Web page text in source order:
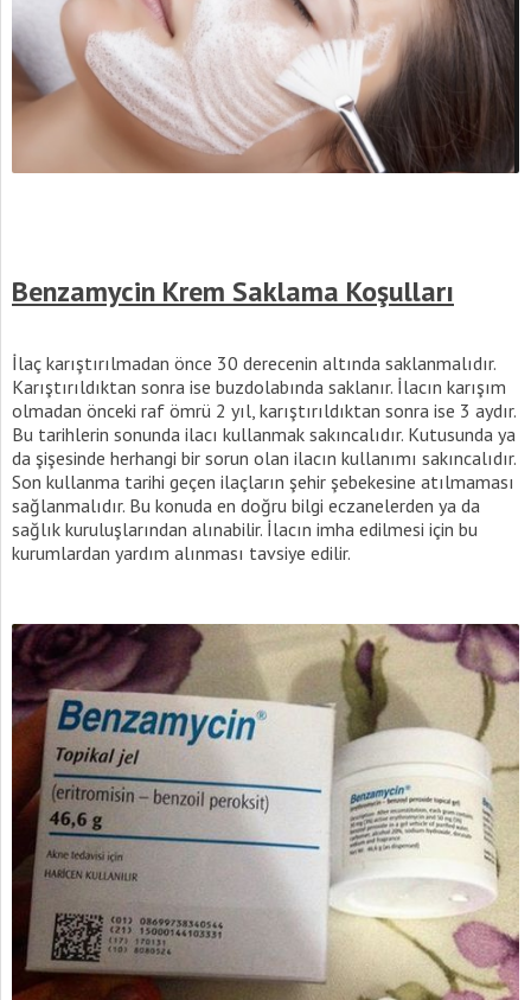
Benzamycin Krem Saklama Koşulları
İlaç karıştırılmadan önce 30 derecenin altında saklanmalıdır.
Karıştırıldıktan sonra ise buzdolabında saklanır. İlacın karışım
olmadan önceki raf ömrü 2 yıl, karıştırıldıktan sonra ise 3 aydır.
Bu tarihlerin sonunda ilacı kullanmak sakıncalıdır. Kutusunda ya
da şişesinde herhangi bir sorun olan ilacın kullanımı sakıncalıdır.
Son kullanma tarihi geçen ilaçların şehir şebekesine atılmaması
sağlanmalıdır. Bu konuda en doğru bilgi eczanelerden ya da
sağlık kuruluşlarından alınabilir. İlacın imha edilmesi için bu
kurumlardan yardım alınması tavsiye edilir.